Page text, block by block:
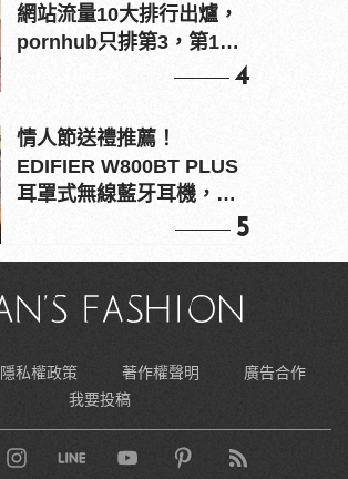
網站流量10大排行出爐，
pornhub只排第3，第1名
4
情人節送禮推薦！
EDIFIER W800BT PLUS
耳罩式無線藍牙耳機，在
5
隱私權政策 著作權聲明
廣告合作
我要投稿